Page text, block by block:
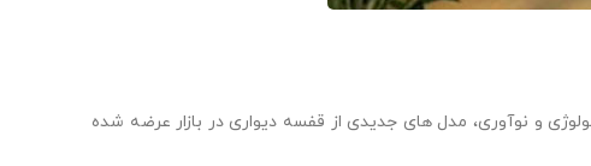
و نوآوری، مدل‌ های جدیدی از قفسه دیواری در بازار عرضه شده